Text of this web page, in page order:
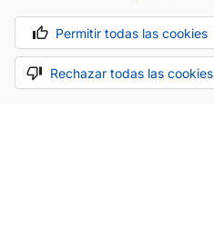
Permitir todas las cookies
Rechazar todas las cookies
Permitir todas las cookies
Rechazar todas las cookies
Aviso legal Política de cookies